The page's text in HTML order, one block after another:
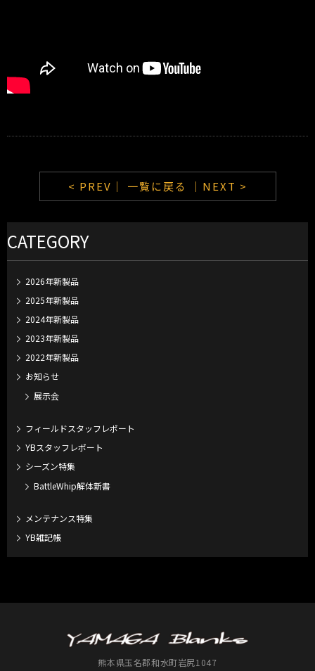
< PREV｜ 一覧に戻る ｜NEXT >
CATEGORY
2026年新製品
2025年新製品
2024年新製品
2023年新製品
2022年新製品
お知らせ
展示会
フィールドスタッフレポート
YBスタッフレポート
シーズン特集
BattleWhip解体新書
メンテナンス特集
YB雑記帳
熊本県玉名郡和水町岩尻1047